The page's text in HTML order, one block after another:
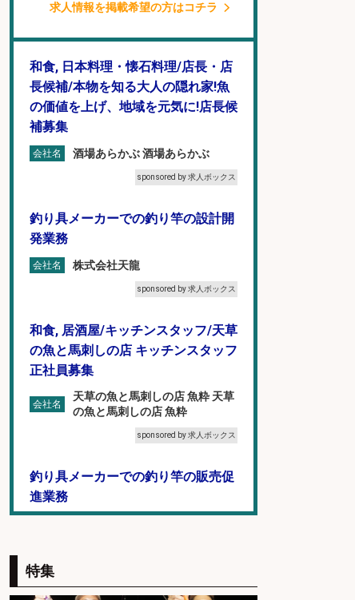
求人情報を掲載希望の方はコチラ
和食, 日本料理・懐石料理/店長・店
長候補/本物を知る大人の隠れ家!魚
の価値を上げ、地域を元気に!店長候
補募集
会社名 酒場あらかぶ 酒場あらかぶ
sponsored by 求人ボックス
釣り具メーカーでの釣り竿の設計開
発業務
会社名 株式会社天龍
sponsored by 求人ボックス
和食, 居酒屋/キッチンスタッフ/天草
の魚と馬刺しの店 キッチンスタッフ
正社員募集
会社名
天草の魚と馬刺しの店 魚粋 天草
の魚と馬刺しの店 魚粋
sponsored by 求人ボックス
釣り具メーカーでの釣り竿の販売促
進業務
和食, 日本料理・懐石料理/店長・店
特集